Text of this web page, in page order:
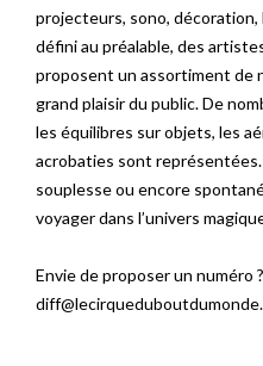
projecteurs, sono, décoration,
défini au préalable, des
proposent un assortiment de
grand plaisir du public. De
les équilibres sur objets, les
acrobaties sont
souplesse ou encore
voyager dans l’univers
Envie de proposer un numéro